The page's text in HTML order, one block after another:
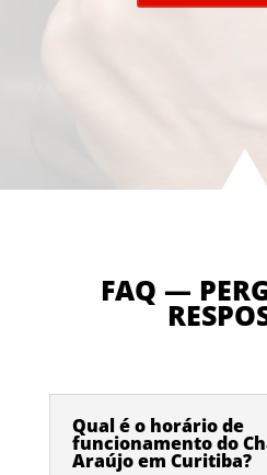
FAQ —
Qual é o horário de
funcionamento do
Araújo em Curitiba?